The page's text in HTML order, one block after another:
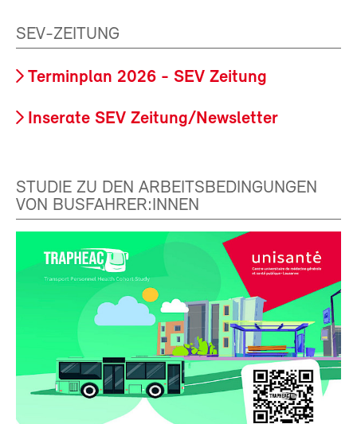
SEV-ZEITUNG
Terminplan 2026 - SEV Zeitung
Inserate SEV Zeitung/Newsletter
STUDIE ZU DEN ARBEITSBEDINGUNGEN
VON BUSFAHRER:INNEN